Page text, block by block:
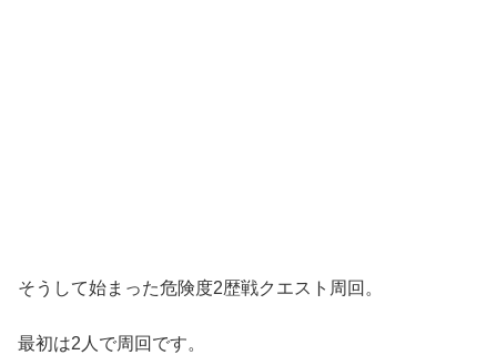
そうして始まった危険度2歴戦クエスト周回。
最初は2人で周回です。